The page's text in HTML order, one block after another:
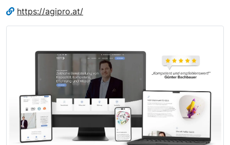
https://agipro.at/